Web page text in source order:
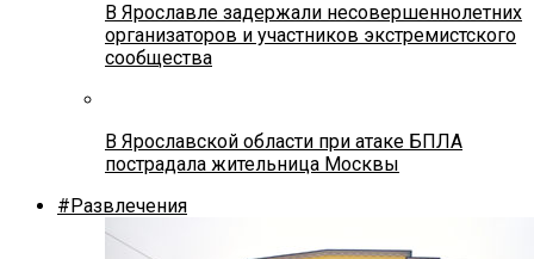
В Ярославле задержали несовершеннолетних
организаторов и участников экстремистского
сообщества
В Ярославской области при атаке БПЛА
пострадала жительница Москвы
#Развлечения